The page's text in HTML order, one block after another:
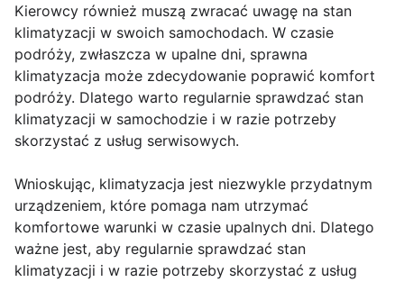
Kierowcy również muszą zwracać uwagę na stan
klimatyzacji w swoich samochodach. W czasie
podróży, zwłaszcza w upalne dni, sprawna
klimatyzacja może zdecydowanie poprawić komfort
podróży. Dlatego warto regularnie sprawdzać stan
klimatyzacji w samochodzie i w razie potrzeby
skorzystać z usług serwisowych.
Wnioskując, klimatyzacja jest niezwykle przydatnym
urządzeniem, które pomaga nam utrzymać
komfortowe warunki w czasie upalnych dni. Dlatego
ważne jest, aby regularnie sprawdzać stan
klimatyzacji i w razie potrzeby skorzystać z usług